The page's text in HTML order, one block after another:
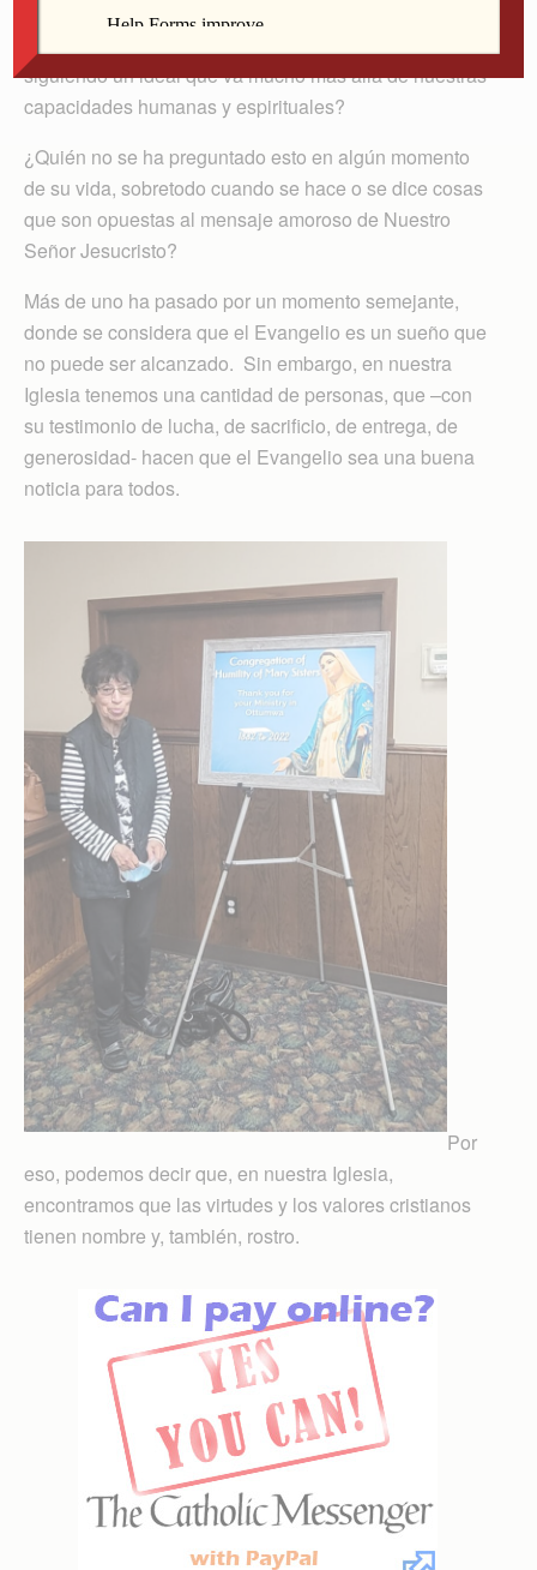
ofrece tristeza, con mucho dolor preguntamos: ¿Es
siguiendo un ideal que va mucho más allá de nuestras
capacidades humanas y espirituales?
¿Quién no se ha preguntado esto en algún momento
de su vida, sobretodo cuando se hace o se dice cosas
que son opuestas al mensaje amoroso de Nuestro
Señor Jesucristo?
Más de uno ha pasado por un momento semejante,
donde se considera que el Evangelio es un sueño que
no puede ser alcanzado. Sin embargo, en nuestra
Iglesia tenemos una cantidad de personas, que –con
su testimonio de lucha, de sacrificio, de entrega, de
generosidad- hacen que el Evangelio sea una buena
noticia para todos.
Por
eso, podemos decir que, en nuestra Iglesia,
encontramos que las virtudes y los valores cristianos
tienen nombre y, también, rostro.